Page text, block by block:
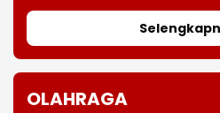
OLAHRAGA